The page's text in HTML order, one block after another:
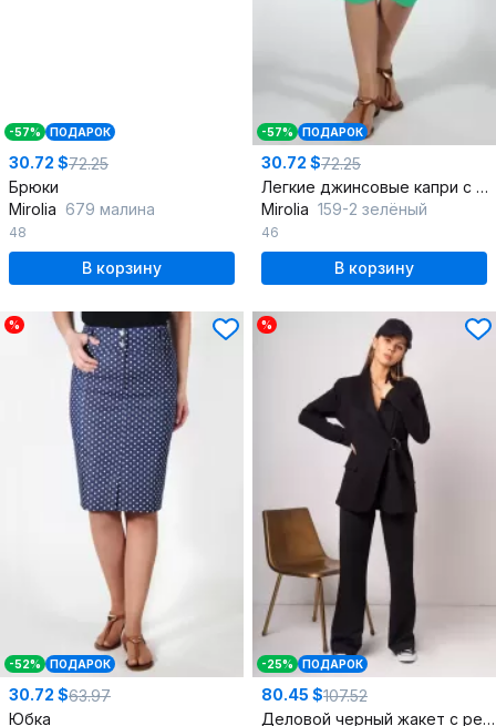
-57% ПОДАРОК
30.72 $72.25
Брюки
Mirolia 679 малина
48
В корзину
-57% ПОДАРОК
30.72 $72.25
Легкие джинсовые капри с разрезами и эластаном
Mirolia 159-2 зелёный
46
В корзину
%
-52% ПОДАРОК
30.72 $63.97
Юбка
%
-25% ПОДАРОК
80.45 $107.52
Деловой черный жакет с рельефами и поясом